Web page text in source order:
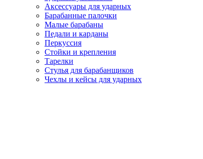
Аксессуары для ударных
Барабанные палочки
Малые барабаны
Педали и карданы
Перкуссия
Стойки и крепления
Тарелки
Стулья для барабанщиков
Чехлы и кейсы для ударных